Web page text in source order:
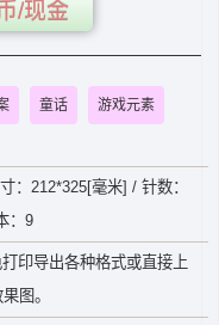
/现金
童话 游戏元素
：212*325[毫米] / 针数：
：9
印导出各种格式或直接上
图。